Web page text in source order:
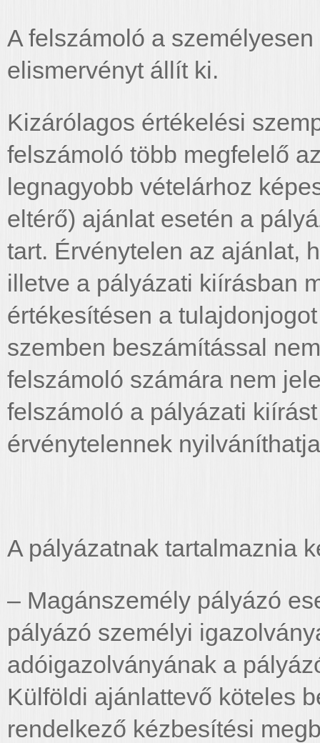
A felszámoló a
elismervényt állít ki.
Kizárólagos értékelési
felszámoló több megfelelő
legnagyobb vételárhoz
eltérő) ajánlat esetén a
tart. Érvénytelen az ajánlat,
illetve a pályázati kiírásban
értékesítésen a
szemben beszámítással
felszámoló számára nem
felszámoló a pályázati
érvénytelennek
A pályázatnak tartalmaznia
– Magánszemély pályázó
pályázó személyi
adóigazolványának a
Külföldi ajánlattevő köteles
rendelkező kézbesítési